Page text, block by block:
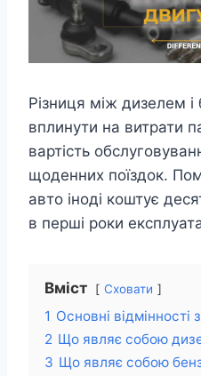
Різниця між дизелем
вплинути на витрати
вартість
щоденних поїздок.
авто іноді коштує
в перші роки
Вміст Сховати
1 Основні відмінності
2 Що являє собою
3 Що являє собою